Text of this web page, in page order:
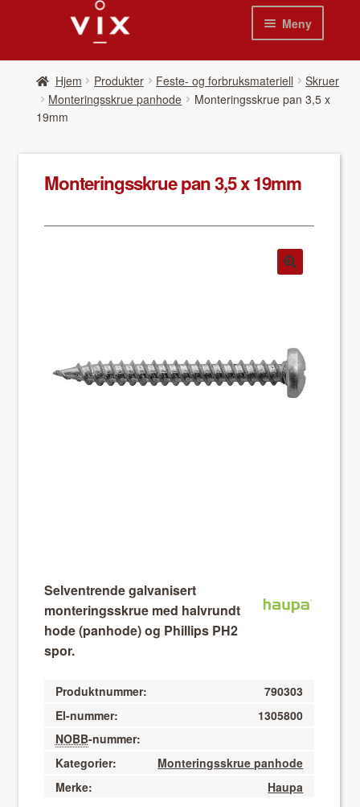
Hopp
til
navigasjon
Hopp
til
innhold
Meny
Hjem
Nyheter
Se kat­a­loger
Video
About VIX
Hjem Pro­duk­ter Feste- og forbruksmateriell
Skruer
Monteringsskrue panhode
Mon­ter­ingsskrue pan 3,5 x
19mm
Mon­ter­ingsskrue pan 3,5 x 19mm
Selventrende galvanisert
monteringsskrue med halvrundt
hode (panhode) og Phillips PH2
spor.
Produktnummer:
790303
El-nummer:
1305800
NOBB-nummer:
Kategorier:
Monteringsskrue panhode
Merke:
Haupa